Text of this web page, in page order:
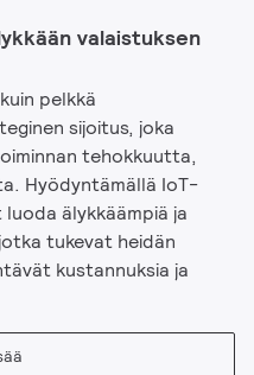
valaistuksen
pelkkä
sijoitus, joka
tehokkuutta,
Hyödyntämällä IoT-
älykkäämpiä ja
tukevat heidän
kustannuksia ja